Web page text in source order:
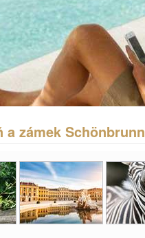
a zámek Schönbrunn